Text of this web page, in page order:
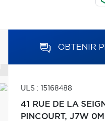
OBTENIR
ULS : 15168488
41 RUE DE LA
PINCOURT, J7W